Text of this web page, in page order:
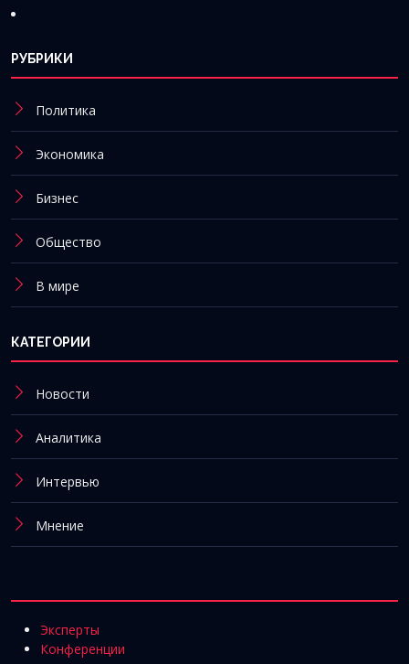
РУБРИКИ
Политика
Экономика
Бизнес
Общество
В мире
КАТЕГОРИИ
Новости
Аналитика
Интервью
Мнение
Эксперты
Конференции